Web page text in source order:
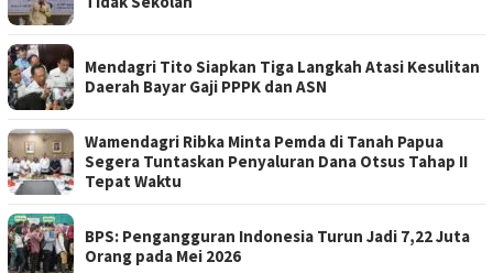
Mendagri Tito Siapkan Tiga Langkah Atasi Kesulitan
Daerah Bayar Gaji PPPK dan ASN
Wamendagri Ribka Minta Pemda di Tanah Papua
Segera Tuntaskan Penyaluran Dana Otsus Tahap II
Tepat Waktu
BPS: Pengangguran Indonesia Turun Jadi 7,22 Juta
Orang pada Mei 2026